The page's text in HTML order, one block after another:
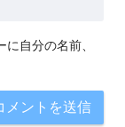
自分の名前、